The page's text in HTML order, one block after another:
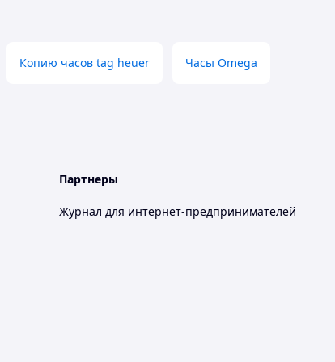
Копию часов tag heuer Часы Omega
Партнеры
Журнал для интернет-предпринимателей